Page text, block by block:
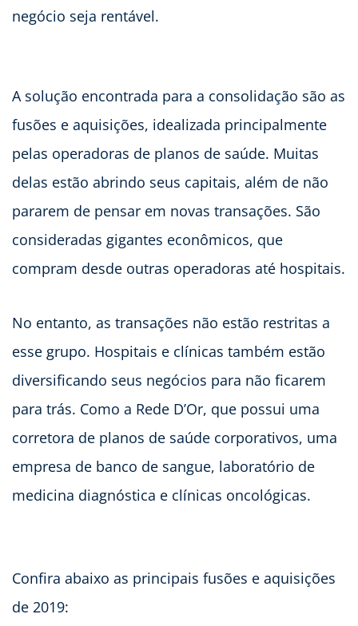
negócio seja rentável.
A solução encontrada para a consolidação são as
fusões e aquisições, idealizada principalmente
pelas operadoras de planos de saúde. Muitas
delas estão abrindo seus capitais, além de não
pararem de pensar em novas transações. São
consideradas gigantes econômicos, que
compram desde outras operadoras até hospitais.
No entanto, as transações não estão restritas a
esse grupo. Hospitais e clínicas também estão
diversificando seus negócios para não ficarem
para trás. Como a Rede D’Or, que possui uma
corretora de planos de saúde corporativos, uma
empresa de banco de sangue, laboratório de
medicina diagnóstica e clínicas oncológicas.
Confira abaixo as principais fusões e aquisições
de 2019: